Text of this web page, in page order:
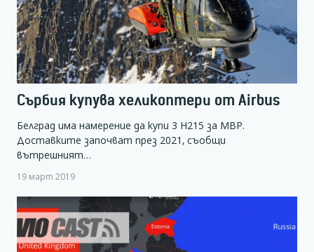
Сърбия купува хеликоптери от Airbus
Белград има намерение да купи 3 H215 за МВР.
Доставките започват през 2021, съобщи
вътрешният…
19 март 2019